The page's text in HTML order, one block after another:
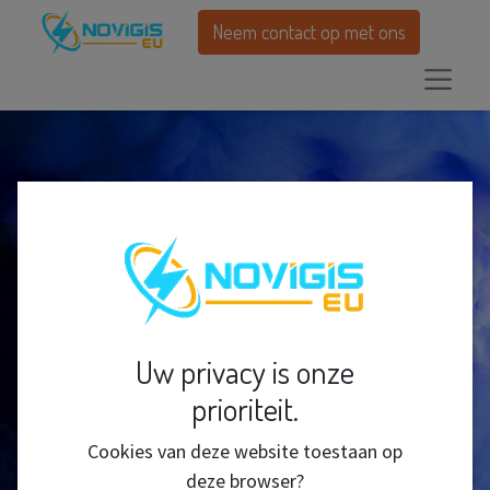
Neem contact op met ons
Uw privacy is onze
prioriteit.
Cookies van deze website toestaan op
deze browser?